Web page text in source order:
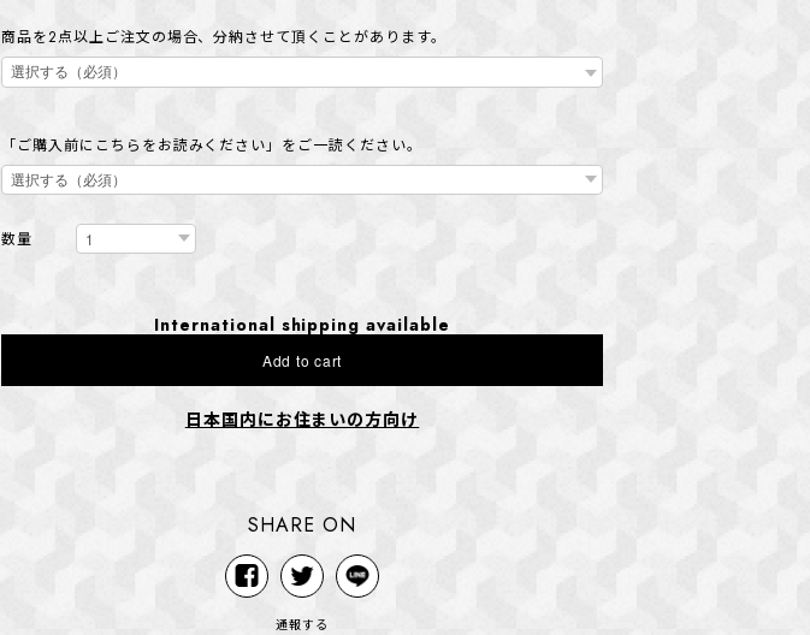
商品を2点以上ご注文の場合、分納させて頂くことがあります。
「ご購入前にこちらをお読みください」をご一読ください。
数量
International shipping available
Add to cart
日本国内にお住まいの方向け
SHARE ON
通報する